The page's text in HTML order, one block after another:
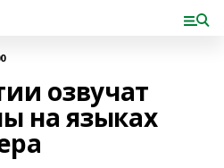
озвучат
на языках